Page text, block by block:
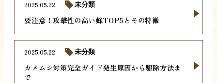
要注意！攻撃性の高い蜂TOP5とその特徴
2025.05.22 未分類
カメムシ対策完全ガイド発生原因から駆除方法ま
で
2025.05.22 未分類